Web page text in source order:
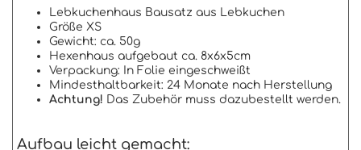
Lebkuchenhaus Bausatz aus Lebkuchen
Größe XS
Gewicht: ca. 50g
Hexenhaus aufgebaut ca. 8x6x5cm
Verpackung: In Folie eingeschweißt
Mindesthaltbarkeit: 24 Monate nach Herstellung
Achtung! Das Zubehör muss dazubestellt werden.
Aufbau leicht gemacht: